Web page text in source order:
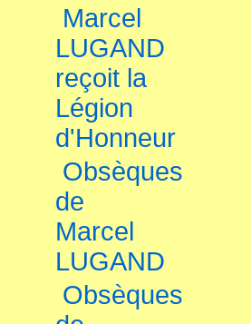
Marcel
LUGAND
reçoit la
Légion
d'Honneur
Obsèques
de
Marcel
LUGAND
Obsèques